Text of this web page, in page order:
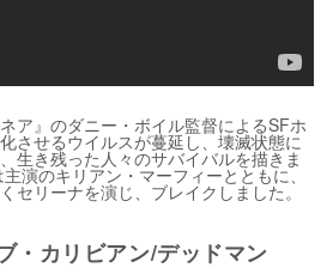
ア』のダニー・ボイル監督によるSFホ
させるウイルスが蔓延し、壊滅状態に
生き残った人々のサバイバルを描きま
演のキリアン・マーフィーとともに、
セリーナを演じ、ブレイクしました。
・カリビアン/デッドマン